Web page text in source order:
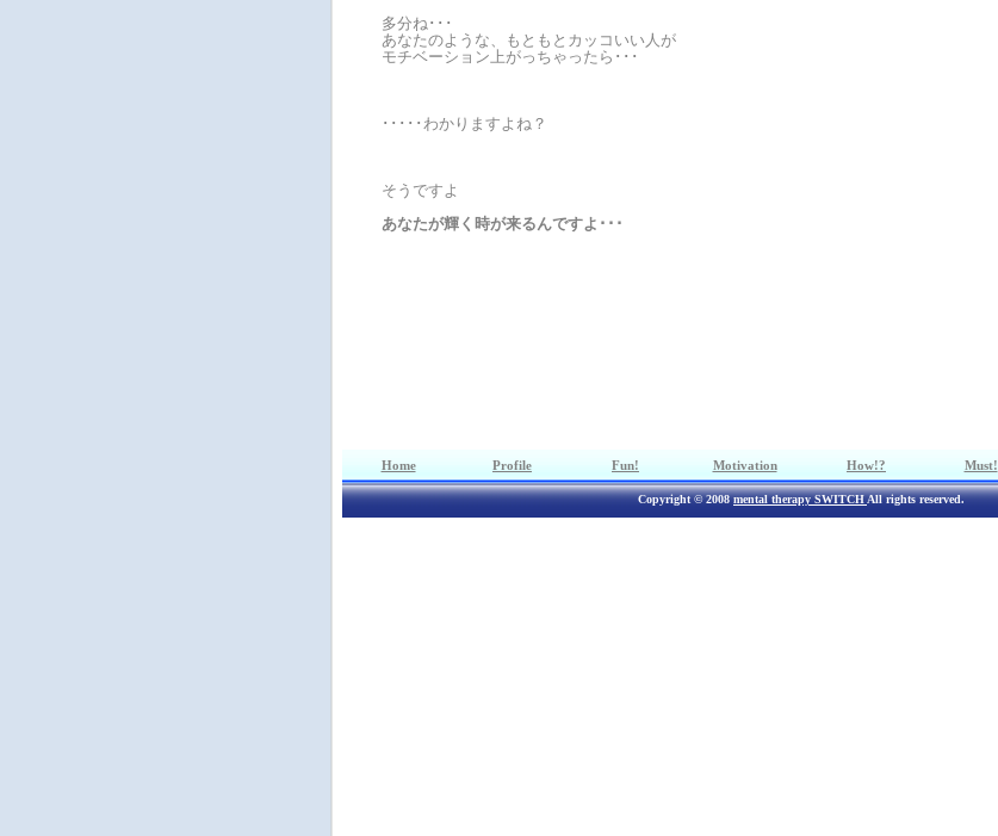
多分ね･･･
あなたのような、もともとカッコいい人が
モチベーション上がっちゃったら･･･
･････わかりますよね？
そうですよ
あなたが輝く時が来るんですよ･･･
Home Profile Fun! Motivation How!? Must!
Copyright © 2008mental therapy SWITCHAll rights reserved.